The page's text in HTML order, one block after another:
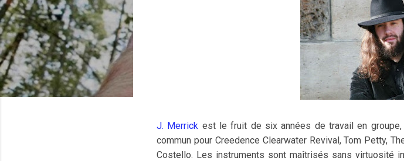
J. Merrick est le fruit de six années de travail en
commun pour Creedence Clearwater Revival, Tom Petty,
Costello. Les instruments sont maîtrisés sans virtuosité